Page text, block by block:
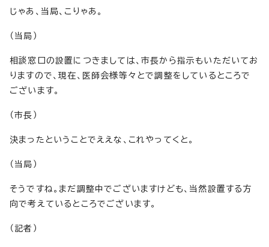
じゃあ、当局、こりゃあ。
（当局）
相談窓口の設置につきましては、市長から指示もいただいてお
りますので、現在、医師会様等々とで調整をしているところで
ございます。
（市長）
決まったということでええな、これやってくと。
（当局）
そうですね。まだ調整中でございますけども、当然設置する方
向で考えているところでございます。
（記者）